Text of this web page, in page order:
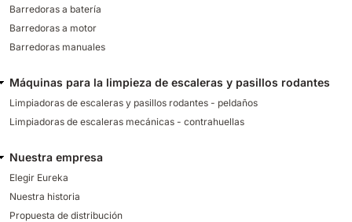
Barredoras a batería
Barredoras a motor
Barredoras manuales
Máquinas para la limpieza de escaleras y pasillos rodantes
Limpiadoras de escaleras y pasillos rodantes - peldaños
Limpiadoras de escaleras mecánicas - contrahuellas
Nuestra empresa
Elegir Eureka
Nuestra historia
Propuesta de distribución